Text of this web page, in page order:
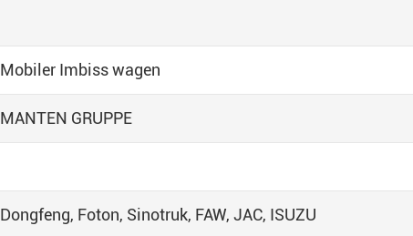
Mobiler Imbiss wagen
MANTEN GRUPPE
Dongfeng, Foton, Sinotruk, FAW, JAC, ISUZU